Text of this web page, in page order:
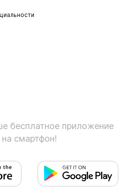
бесплатное приложение
на смартфон!